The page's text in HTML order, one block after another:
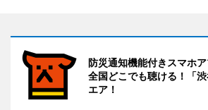
防災通知機能付きスマホ
全国どこでも聴ける！「
エア！